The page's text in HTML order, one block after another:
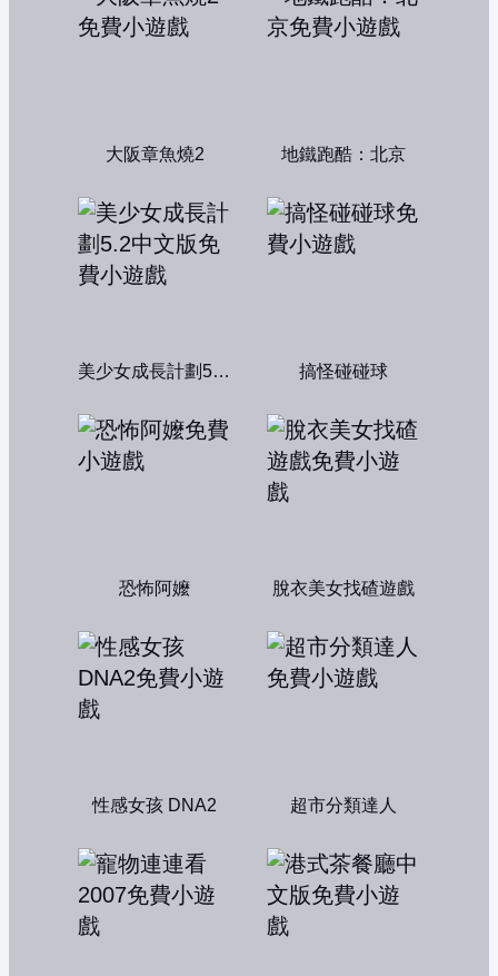
大阪章魚燒2 地鐵跑酷：北京
美少女成長計劃5.2中文版 搞怪碰碰球
恐怖阿嬤 脫衣美女找碴遊戲
性感女孩 DNA2 超市分類達人